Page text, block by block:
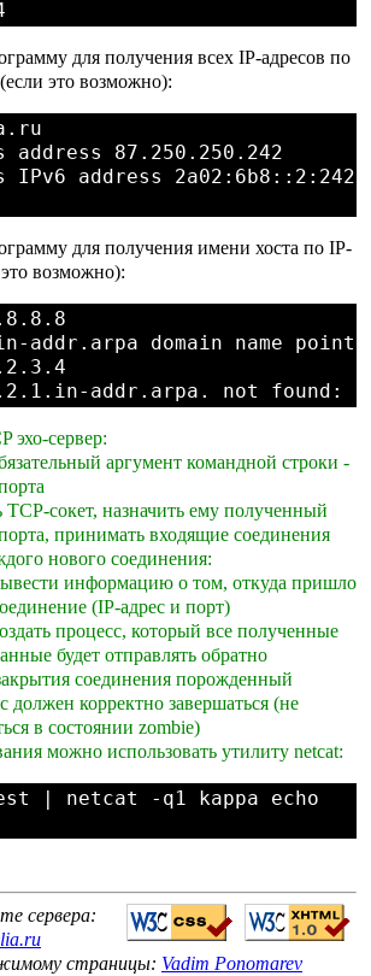
для получения всех IP-адресов по
это возможно):
address 87.250.250.242
IPv6 address 2a02:6b8::2:242
для получения имени хоста по IP-
возможно):
addr.arpa domain name
эхо-сервер:
аргумент командной строки -
TCP-сокет, назначить ему полученный
принимать входящие соединения
нового соединения:
информацию о том, откуда пришло
(IP-адрес и порт)
процесс, который все полученные
будет отправлять обратно
соединения порожденный
должен корректно завершаться (не
в состоянии zombie)
можно использовать утилиту netcat:
| netcat -q1 kappa echo
сервера:
страницы: Vadim Ponomarev